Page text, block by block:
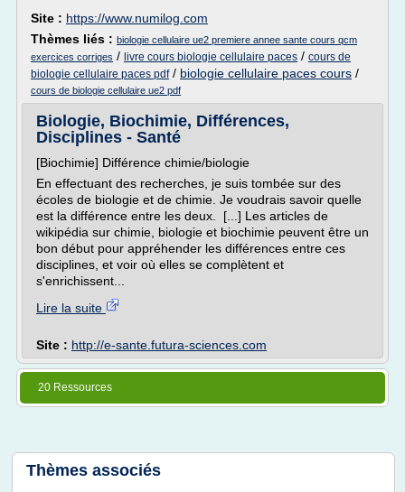
Site : https://www.numilog.com
Thèmes liés : biologie cellulaire ue2 premiere annee sante cours qcm
exercices corriges / livre cours biologie cellulaire paces / cours de
biologie cellulaire paces pdf/ biologie cellulaire paces cours /
cours de biologie cellulaire ue2 pdf
Biologie, Biochimie, Différences,
Disciplines - Santé
[Biochimie] Différence chimie/biologie
En effectuant des recherches, je suis tombée sur des
écoles de biologie et de chimie. Je voudrais savoir quelle
est la différence entre les deux. [...] Les articles de
wikipédia sur chimie, biologie et biochimie peuvent être un
bon début pour appréhender les différences entre ces
disciplines, et voir où elles se complètent et
s'enrichissent...
Lire la suite
Site : http://e-sante.futura-sciences.com
20 Ressources
Thèmes associés